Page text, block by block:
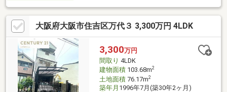
大阪府大阪市住吉区万代３ 3,300万円 4LDK
3,300万円
間取り 4LDK
建物面積103.68m2
土地面積76.17m2
築年月 1996年7月(築30年2ヶ月)